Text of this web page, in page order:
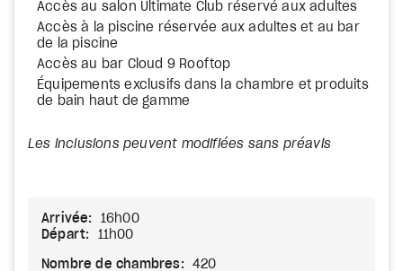
Accès au salon Ultimate Club réservé aux adultes
Accès à la piscine réservée aux adultes et au bar
de la piscine
Accès au bar Cloud 9 Rooftop
Équipements exclusifs dans la chambre et produits
de bain haut de gamme
Les inclusions peuvent modifiées sans préavis
Arrivée:
16h00
Départ:
11h00
Nombre de chambres: 420